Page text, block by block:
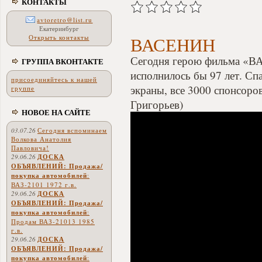
avtoretro@list.ru
Екатеринбург
Открыть контакты
ГРУППА ВКОНТАКТЕ
присоединяйтесь к нашей
группе
НОВОЕ НА САЙТЕ
03.07.26 Сегодня вспоминаем
Волкова Анатолия
Павловича!
29.06.26 ДОСКА
ОБЪЯВЛЕНИЙ: Продажа/
покупка автомобилей:
ВАЗ-2101 1972 г.в.
29.06.26 ДОСКА
ОБЪЯВЛЕНИЙ: Продажа/
покупка автомобилей:
Продам ВАЗ-21013 1985
г.в.
29.06.26 ДОСКА
ОБЪЯВЛЕНИЙ: Продажа/
покупка автомобилей:
ВАСЕНИН
Сегодня герою фильма
исполнилось бы 97 лет.
экраны, все 3000
Григорьев)